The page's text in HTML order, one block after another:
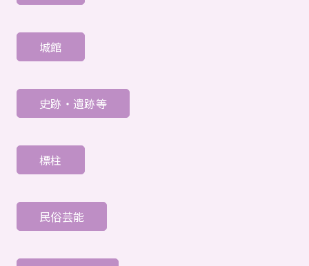
城館
史跡・遺跡等
標柱
民俗芸能